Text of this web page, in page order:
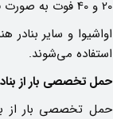
20 و 40 فوت به صورت فول یا خرده بار وجود دارد، بنادر
اواشیوا و سایر بنادر
استفاده می‌شوند.
حمل تخصصی بار از
حمل تخصصی بار از